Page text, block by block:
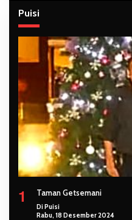
Puisi
1 Taman Getsemani
Di Puisi
Rabu, 18 Desember 2024